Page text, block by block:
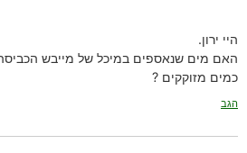
היי ירון.
האם מים שנאספים במיכל של מייבש הכביסה
כמים מזוקקים ?
הגב